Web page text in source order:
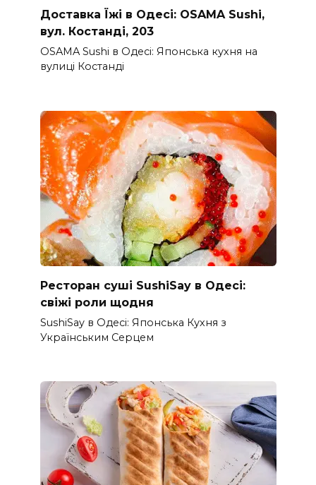
Доставка Їжі в Одесі: OSAMA Sushi,
вул. Костанді, 203
OSAMA Sushi в Одесі: Японська кухня на
вулиці Костанді
Ресторан суші SushiSay в Одесі:
свіжі роли щодня
SushiSay в Одесі: Японська Кухня з
Українським Серцем